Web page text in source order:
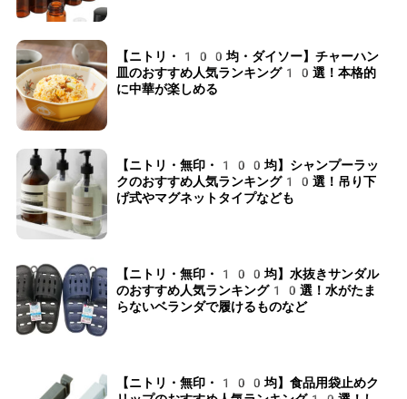
【ニトリ・100均・ダイソー】チャーハン
皿のおすすめ人気ランキング10選！本格的
に中華が楽しめる
【ニトリ・無印・100均】シャンプーラッ
クのおすすめ人気ランキング10選！吊り下
げ式やマグネットタイプなども
【ニトリ・無印・100均】水抜きサンダル
のおすすめ人気ランキング10選！水がたま
らないベランダで履けるものなど
【ニトリ・無印・100均】食品用袋止めク